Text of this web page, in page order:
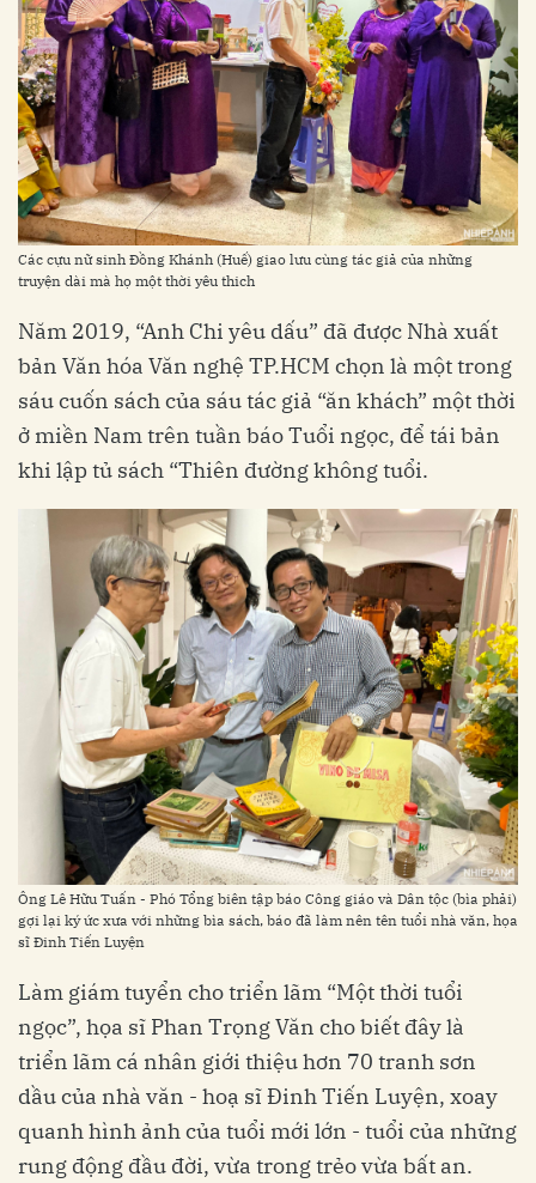
Các cựu nữ sinh Đồng Khánh (Huế) giao lưu cùng tác giả của những
truyện dài mà họ một thời yêu thich
Năm 2019, “Anh Chi yêu dấu” đã được Nhà xuất
bản Văn hóa Văn nghệ TP.HCM chọn là một trong
sáu cuốn sách của sáu tác giả “ăn khách” một thời
ở miền Nam trên tuần báo Tuổi ngọc, để tái bản
khi lập tủ sách “Thiên đường không tuổi.
Ông Lê Hữu Tuấn - Phó Tổng biên tập báo Công giáo và Dân tộc (bìa phải)
gợi lại ký ức xưa với những bìa sách, báo đã làm nên tên tuổi nhà văn, họa
sĩ Đinh Tiến Luyện
Làm giám tuyển cho triển lãm “Một thời tuổi
ngọc”, họa sĩ Phan Trọng Văn cho biết đây là
triển lãm cá nhân giới thiệu hơn 70 tranh sơn
dầu của nhà văn - hoạ sĩ Đinh Tiến Luyện, xoay
quanh hình ảnh của tuổi mới lớn - tuổi của những
rung động đầu đời, vừa trong trẻo vừa bất an.